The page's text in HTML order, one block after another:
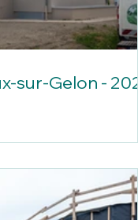
sur-Gelon -